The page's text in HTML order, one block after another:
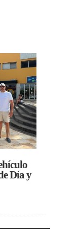
Día y